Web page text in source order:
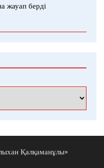
жауап берді
Қалқаманұлы»